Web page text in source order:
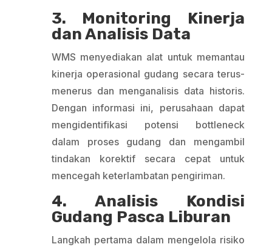
3. Monitoring Kinerja
dan Analisis Data
WMS menyediakan alat untuk memantau
kinerja operasional gudang secara terus-
menerus dan menganalisis data historis.
Dengan informasi ini, perusahaan dapat
mengidentifikasi potensi bottleneck
dalam proses gudang dan mengambil
tindakan korektif secara cepat untuk
mencegah keterlambatan pengiriman.
4. Analisis Kondisi
Gudang Pasca Liburan
Langkah pertama dalam mengelola risiko